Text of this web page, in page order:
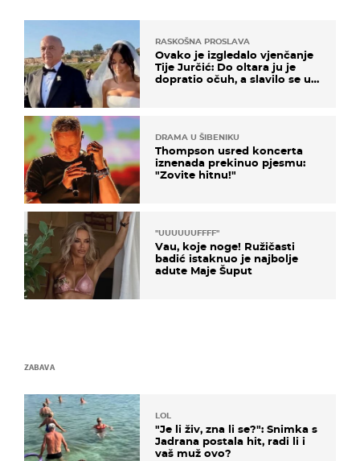
RASKOŠNA PROSLAVA
Ovako je izgledalo vjenčanje
Tije Jurčić: Do oltara ju je
dopratio očuh, a slavilo se uz
DRAMA U ŠIBENIKU
Thompson usred koncerta
iznenada prekinuo pjesmu:
"Zovite hitnu!"
"UUUUUUFFFF"
Vau, koje noge! Ružičasti
badić istaknuo je najbolje
adute Maje Šuput
ZABAVA
LOL
"Je li živ, zna li se?": Snimka s
Jadrana postala hit, radi li i
vaš muž ovo?